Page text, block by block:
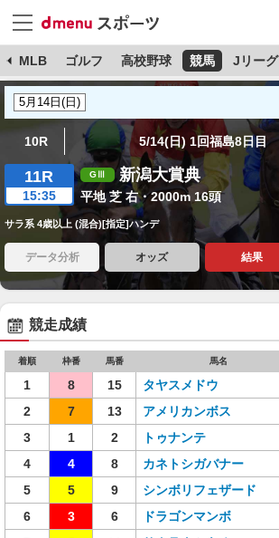
MLB ゴルフ 高校野球 競馬 Jリーグ
10R 5/14(日) 1回福島8日目
11R
15:35
新潟大賞典
平地 芝 右・2000m 16頭
サラ系 4歳以上 (混合)[指定]ハンデ
データ分析 オッズ 結果
競走成績
着順 枠番 馬番 馬名
1 8 15 タヤスメドウ
2
7 13 アメリカンボス
3
1 2 トゥナンテ
4
4 8 カネトシガバナー
5
5 9 シンボリフェザード
6
3 6 ドラゴンマンボ